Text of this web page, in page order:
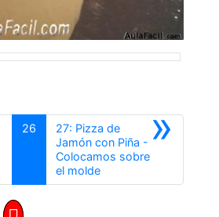
26 »
27: Pizza de
Jamón con Piña -
Colocamos sobre
el moldeSiguiente